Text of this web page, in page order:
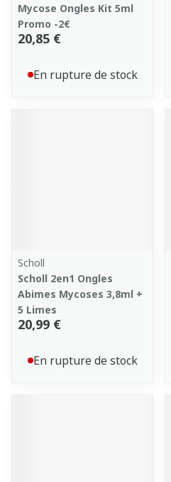
Mycose Ongles Kit 5ml
Promo -2€
20,85 €
En rupture de stock
Scholl
Scholl 2en1 Ongles
Abimes Mycoses 3,8ml +
5 Limes
20,99 €
En rupture de stock